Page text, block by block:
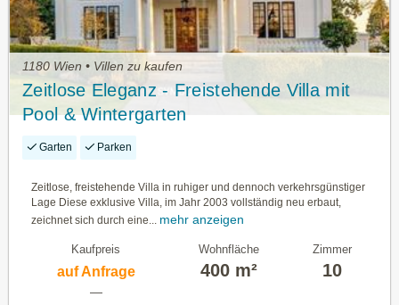
1180 Wien • Villen zu kaufen
Zeitlose Eleganz - Freistehende Villa mit
Pool & Wintergarten
Garten Parken
Zeitlose, freistehende Villa in ruhiger und dennoch verkehrsgünstiger
Lage Diese exklusive Villa, im Jahr 2003 vollständig neu erbaut,
zeichnet sich durch eine... mehr anzeigen
Kaufpreis
auf Anfrage
—
Wohnfläche
400 m²
Zimmer
10